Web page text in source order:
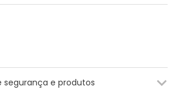
segurança e produtos